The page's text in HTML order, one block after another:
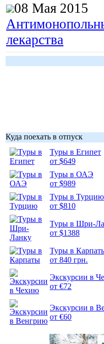
08 Мая 2015
лекарства
Куда поехать в отпуск
Туры в Египет
от $649
Туры в ОАЭ
от $989
Туры в Турцию
от $810
Туры в Шри-
от $1388
Туры в
от 840 грн.
Экскурсии в
от €72
Экскурсии в
от €60